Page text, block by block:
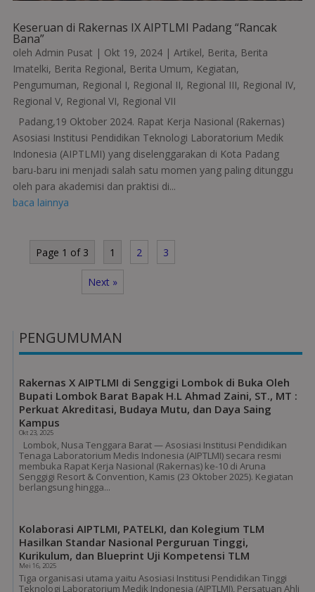
Keseruan di Rakernas IX AIPTLMI Padang “Rancak
Bana”
oleh Admin Pusat | Okt 19, 2024| Artikel, Berita, Berita
Imatelki, Berita Regional, Berita Umum, Kegiatan,
Pengumuman, Regional I, Regional II, Regional III, Regional IV,
Regional V, Regional VI, Regional VII
Padang,19 Oktober 2024. Rapat Kerja Nasional (Rakernas)
Asosiasi Institusi Pendidikan Teknologi Laboratorium Medik
Indonesia (AIPTLMI) yang diselenggarakan di Kota Padang
baru-baru ini menjadi salah satu momen yang paling ditunggu
oleh para akademisi dan praktisi di...
baca lainnya
Page 1 of 3 1 2 3
Next »
PENGUMUMAN
Rakernas X AIPTLMI di Senggigi Lombok di Buka Oleh
Bupati Lombok Barat Bapak H.L Ahmad Zaini, ST., MT :
Perkuat Akreditasi, Budaya Mutu, dan Daya Saing
Kampus
Okt 23, 2025
Lombok, Nusa Tenggara Barat — Asosiasi Institusi Pendidikan
Tenaga Laboratorium Medis Indonesia (AIPTLMI) secara resmi
membuka Rapat Kerja Nasional (Rakernas) ke-10 di Aruna
Senggigi Resort & Convention, Kamis (23 Oktober 2025). Kegiatan
berlangsung hingga...
Kolaborasi AIPTLMI, PATELKI, dan Kolegium TLM
Hasilkan Standar Nasional Perguruan Tinggi,
Kurikulum, dan Blueprint Uji Kompetensi TLM
Mei 16, 2025
Tiga organisasi utama yaitu Asosiasi Institusi Pendidikan Tinggi
Teknologi Laboratorium Medik Indonesia (AIPTLMI), Persatuan Ahli